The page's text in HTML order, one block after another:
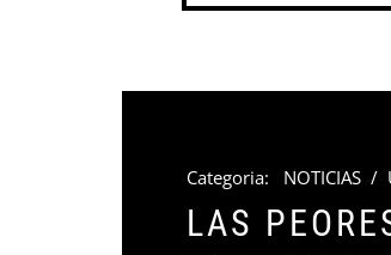
Categoria: NOTICIAS /
LAS